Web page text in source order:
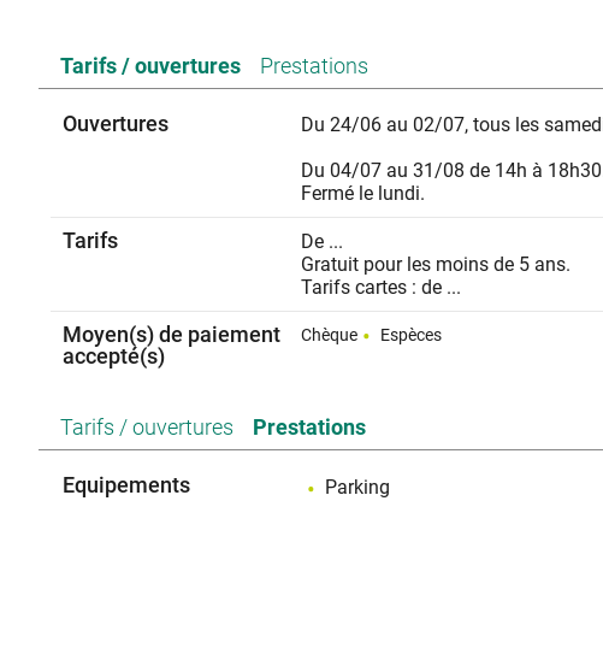
Tarifs / ouvertures Prestations
Ouvertures
Du 24/06 au 02/07, tous les
Du 04/07 au 31/08 de 14h à
Fermé le lundi.
Tarifs
De ...
Gratuit pour les moins de 5 ans.
Tarifs cartes : de ...
Moyen(s) de paiement
accepté(s)
Chèque Espèces
Tarifs / ouvertures Prestations
Equipements Parking